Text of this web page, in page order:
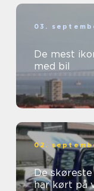
03.
De mest
med bil
02.
De
har kørt på